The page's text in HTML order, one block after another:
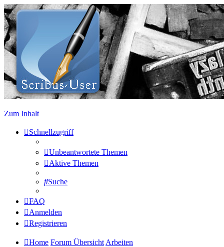
Zum Inhalt
Schnellzugriff
Unbeantwortete Themen
Aktive Themen
Suche
FAQ
Anmelden
Registrieren
Home Forum Übersicht Arbeiten